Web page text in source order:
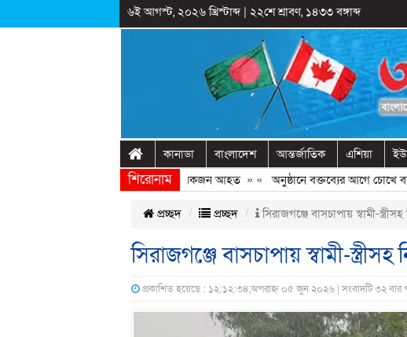
৬ই আগস্ট, ২০২৬ খ্রিস্টাব্দ| ২২শে শ্রাবণ, ১৪৩৩ বঙ্গাব্দ
কানাডা বাংলাদেশ আন্তর্জাতিক এশিয়া
শিরোনাম
ছাত্রদল-ছাত্রশিবির সংঘর্ষ, কয়েকজন আহত» « অনুষ্ঠানে বক্তব্যের আগে চোখে
প্রচ্ছদ প্রচ্ছদ সিরাজগঞ্জে বাসচাপায় স্বামী-
সিরাজগঞ্জে বাসচাপায় স্বামী-
প্রকাশিত হয়েছে : ১২:১২:৩৪,অপরাহ্ন ০৫ জুন ২০২৬ | সংবাদটি ৩২ বার